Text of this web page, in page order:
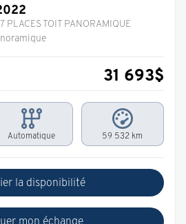
PLACES TOIT PANORAMIQUE
31 693$
Automatique 59 532 km
la disponibilité
mon échange